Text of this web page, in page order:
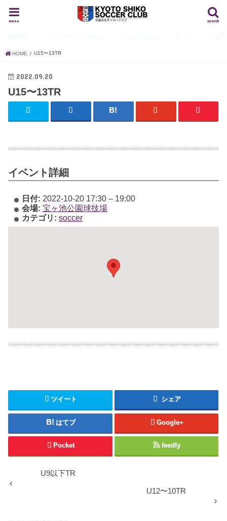
search
menu
HOME U15〜13TR
2022.09.20
U15〜13TR
イベント詳細
日付: 2022-10-20 17:30– 19:00
会場: 宝ヶ池公園球技場
カテゴリ: soccer
ツイート シェア
はてブ Google+
Pocket feedly
U9以下TR
U12〜10TR